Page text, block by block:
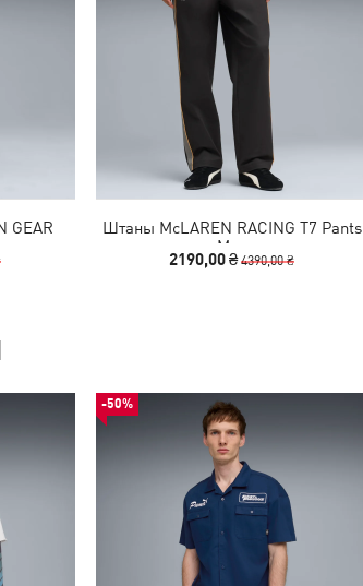
GEAR
Штаны McLAREN RACING T7 Pants
Men
2190,00 ₴4390,00 ₴
-50%